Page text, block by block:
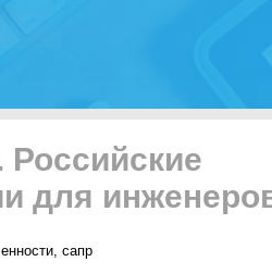
Российские
для
, сапр